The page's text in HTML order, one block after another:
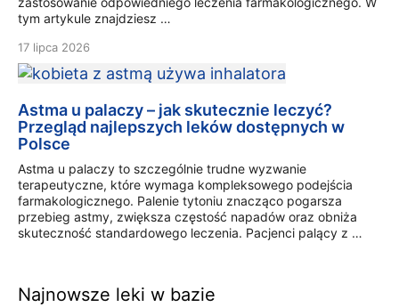
tym artykule znajdziesz …
17 lipca 2026
Astma u palaczy – jak skutecznie leczyć?
Przegląd najlepszych leków dostępnych w
Polsce
Astma u palaczy to szczególnie trudne wyzwanie
terapeutyczne, które wymaga kompleksowego podejścia
farmakologicznego. Palenie tytoniu znacząco pogarsza
przebieg astmy, zwiększa częstość napadów oraz obniża
skuteczność standardowego leczenia. Pacjenci palący z …
Najnowsze leki w bazie